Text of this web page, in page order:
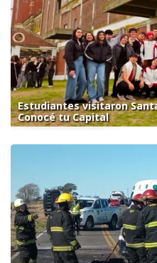
Estudiantes visitaron
Conocé tu Capital